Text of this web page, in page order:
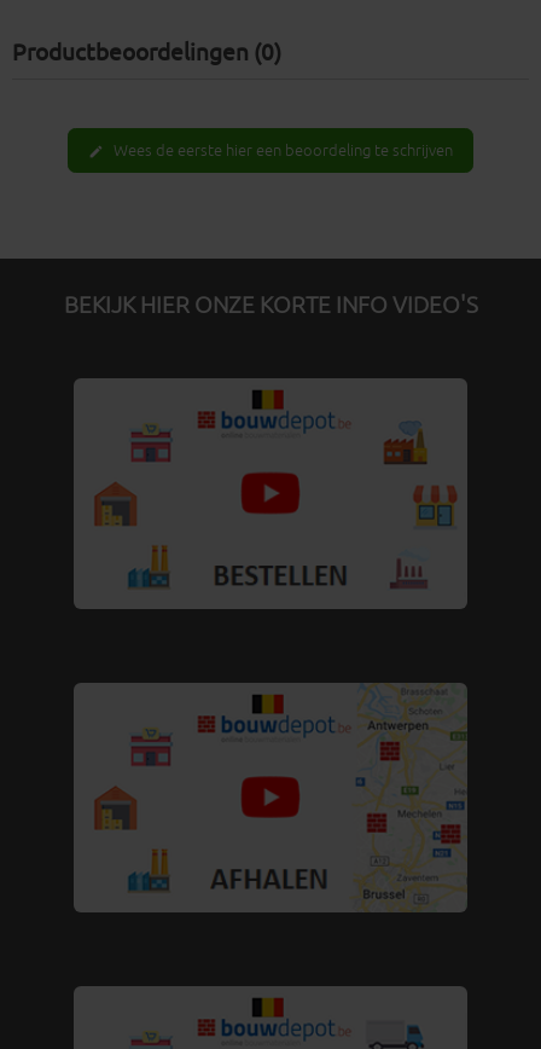
Productbeoordelingen (0)
edit Wees de eerste hier een beoordeling te schrijven
BEKIJK HIER ONZE KORTE INFO VIDEO'S